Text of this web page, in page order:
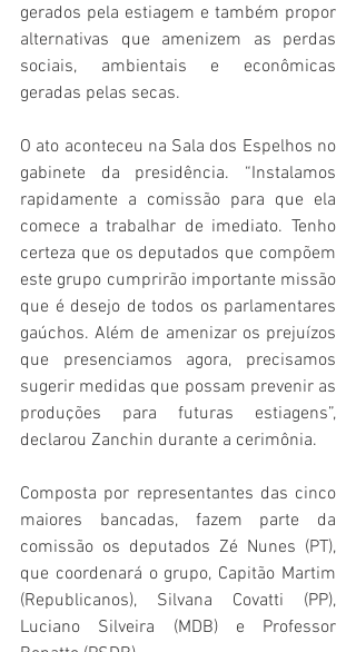
gerados pela estiagem e também propor
alternativas que amenizem as perdas
sociais, ambientais e econômicas
geradas pelas secas.
O ato aconteceu na Sala dos Espelhos no
gabinete da presidência. “Instalamos
rapidamente a comissão para que ela
comece a trabalhar de imediato. Tenho
certeza que os deputados que compõem
este grupo cumprirão importante missão
que é desejo de todos os parlamentares
gaúchos. Além de amenizar os prejuízos
que presenciamos agora, precisamos
sugerir medidas que possam prevenir as
produções para futuras estiagens”,
declarou Zanchin durante a cerimônia.
Composta por representantes das cinco
maiores bancadas, fazem parte da
comissão os deputados Zé Nunes (PT),
que coordenará o grupo, Capitão Martim
(Republicanos), Silvana Covatti (PP),
Luciano Silveira (MDB) e Professor